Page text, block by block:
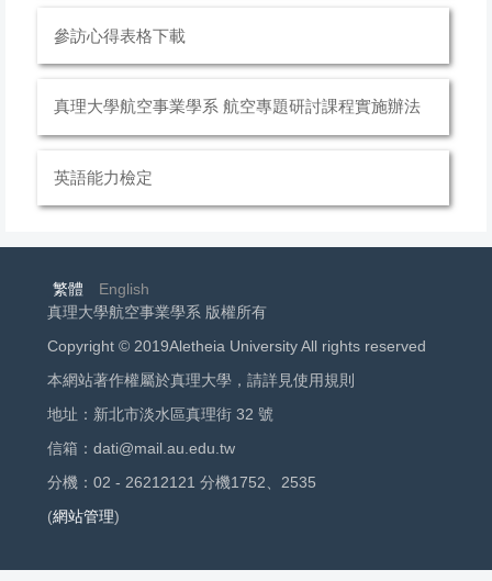
參訪心得表格下載
真理大學航空事業學系 航空專題研討課程實施辦法
英語能力檢定
繁體
English
真理大學航空事業學系 版權所有
Copyright © 2019Aletheia University All rights reserved
本網站著作權屬於真理大學，請詳見使用規則
地址：新北市淡水區真理街 32 號
信箱：dati@mail.au.edu.tw
分機：02 - 26212121 分機1752、2535
(網站管理)